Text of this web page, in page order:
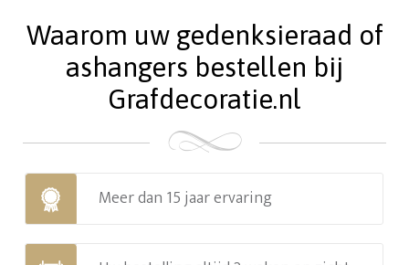
Waarom uw gedenksieraad of
ashangers bestellen bij
Grafdecoratie.nl
Meer dan 15 jaar ervaring